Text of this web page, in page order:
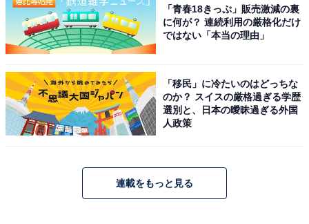
Dyson「SV46 SU」
Slim Submarine (SV46 SU) スティック ハンディクリー
ナー サイクロン 水拭き掃除機 充電スタンド付き【パワフ
「青春18きっぷ」販売激減の裏
に何が？ 連続利用の厳格化だけ
ではない「本当の理由」
「移民」に冷たいのはどっちな
のか？ スイスの厳格過ぎる学歴
選別と、日本の曖昧過ぎる外国
人政策
連載をもっと見る